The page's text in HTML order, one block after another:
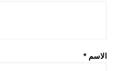
الاسم *